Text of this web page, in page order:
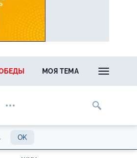
МОЯ ТЕМА
OK